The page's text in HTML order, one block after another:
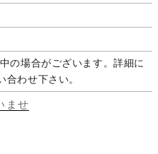
の場合がございます。詳細に
合わせ下さい。
ませ